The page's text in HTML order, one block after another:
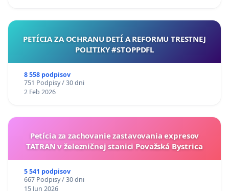
PETÍCIA ZA OCHRANU DETÍ A REFORMU TRESTNEJ
POLITIKY #STOPPDFL
8 558 podpisov
751 Podpisy / 30 dni
2 Feb 2026
Petícia za zachovanie zastavovania expresov
TATRAN v železničnej stanici Považská Bystrica
5 541 podpisov
667 Podpisy / 30 dni
15 Jun 2026